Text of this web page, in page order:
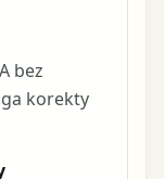
bez
korekty